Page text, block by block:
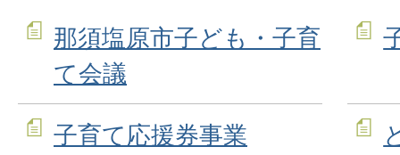
那須塩原市子ども・子育
て会議
子育て応援券事業